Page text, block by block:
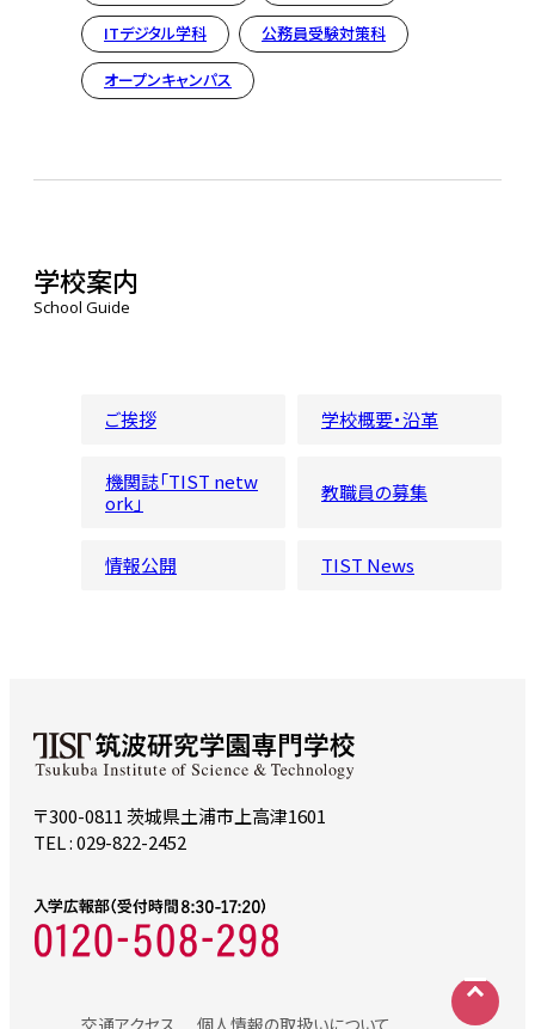
ITデジタル学科 公務員受験対策科
オープンキャンパス
学校案内
School Guide
ご挨拶 学校概要・沿革
機関誌「TIST netw
ork」
教職員の募集
情報公開 TIST News
〒300-0811 茨城県土浦市上高津1601
TEL : 029-822-2452